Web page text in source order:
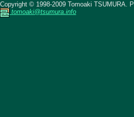
Copyright © 1998-2009 Tomoaki TSUMURA.
tomoaki@tsumura.info